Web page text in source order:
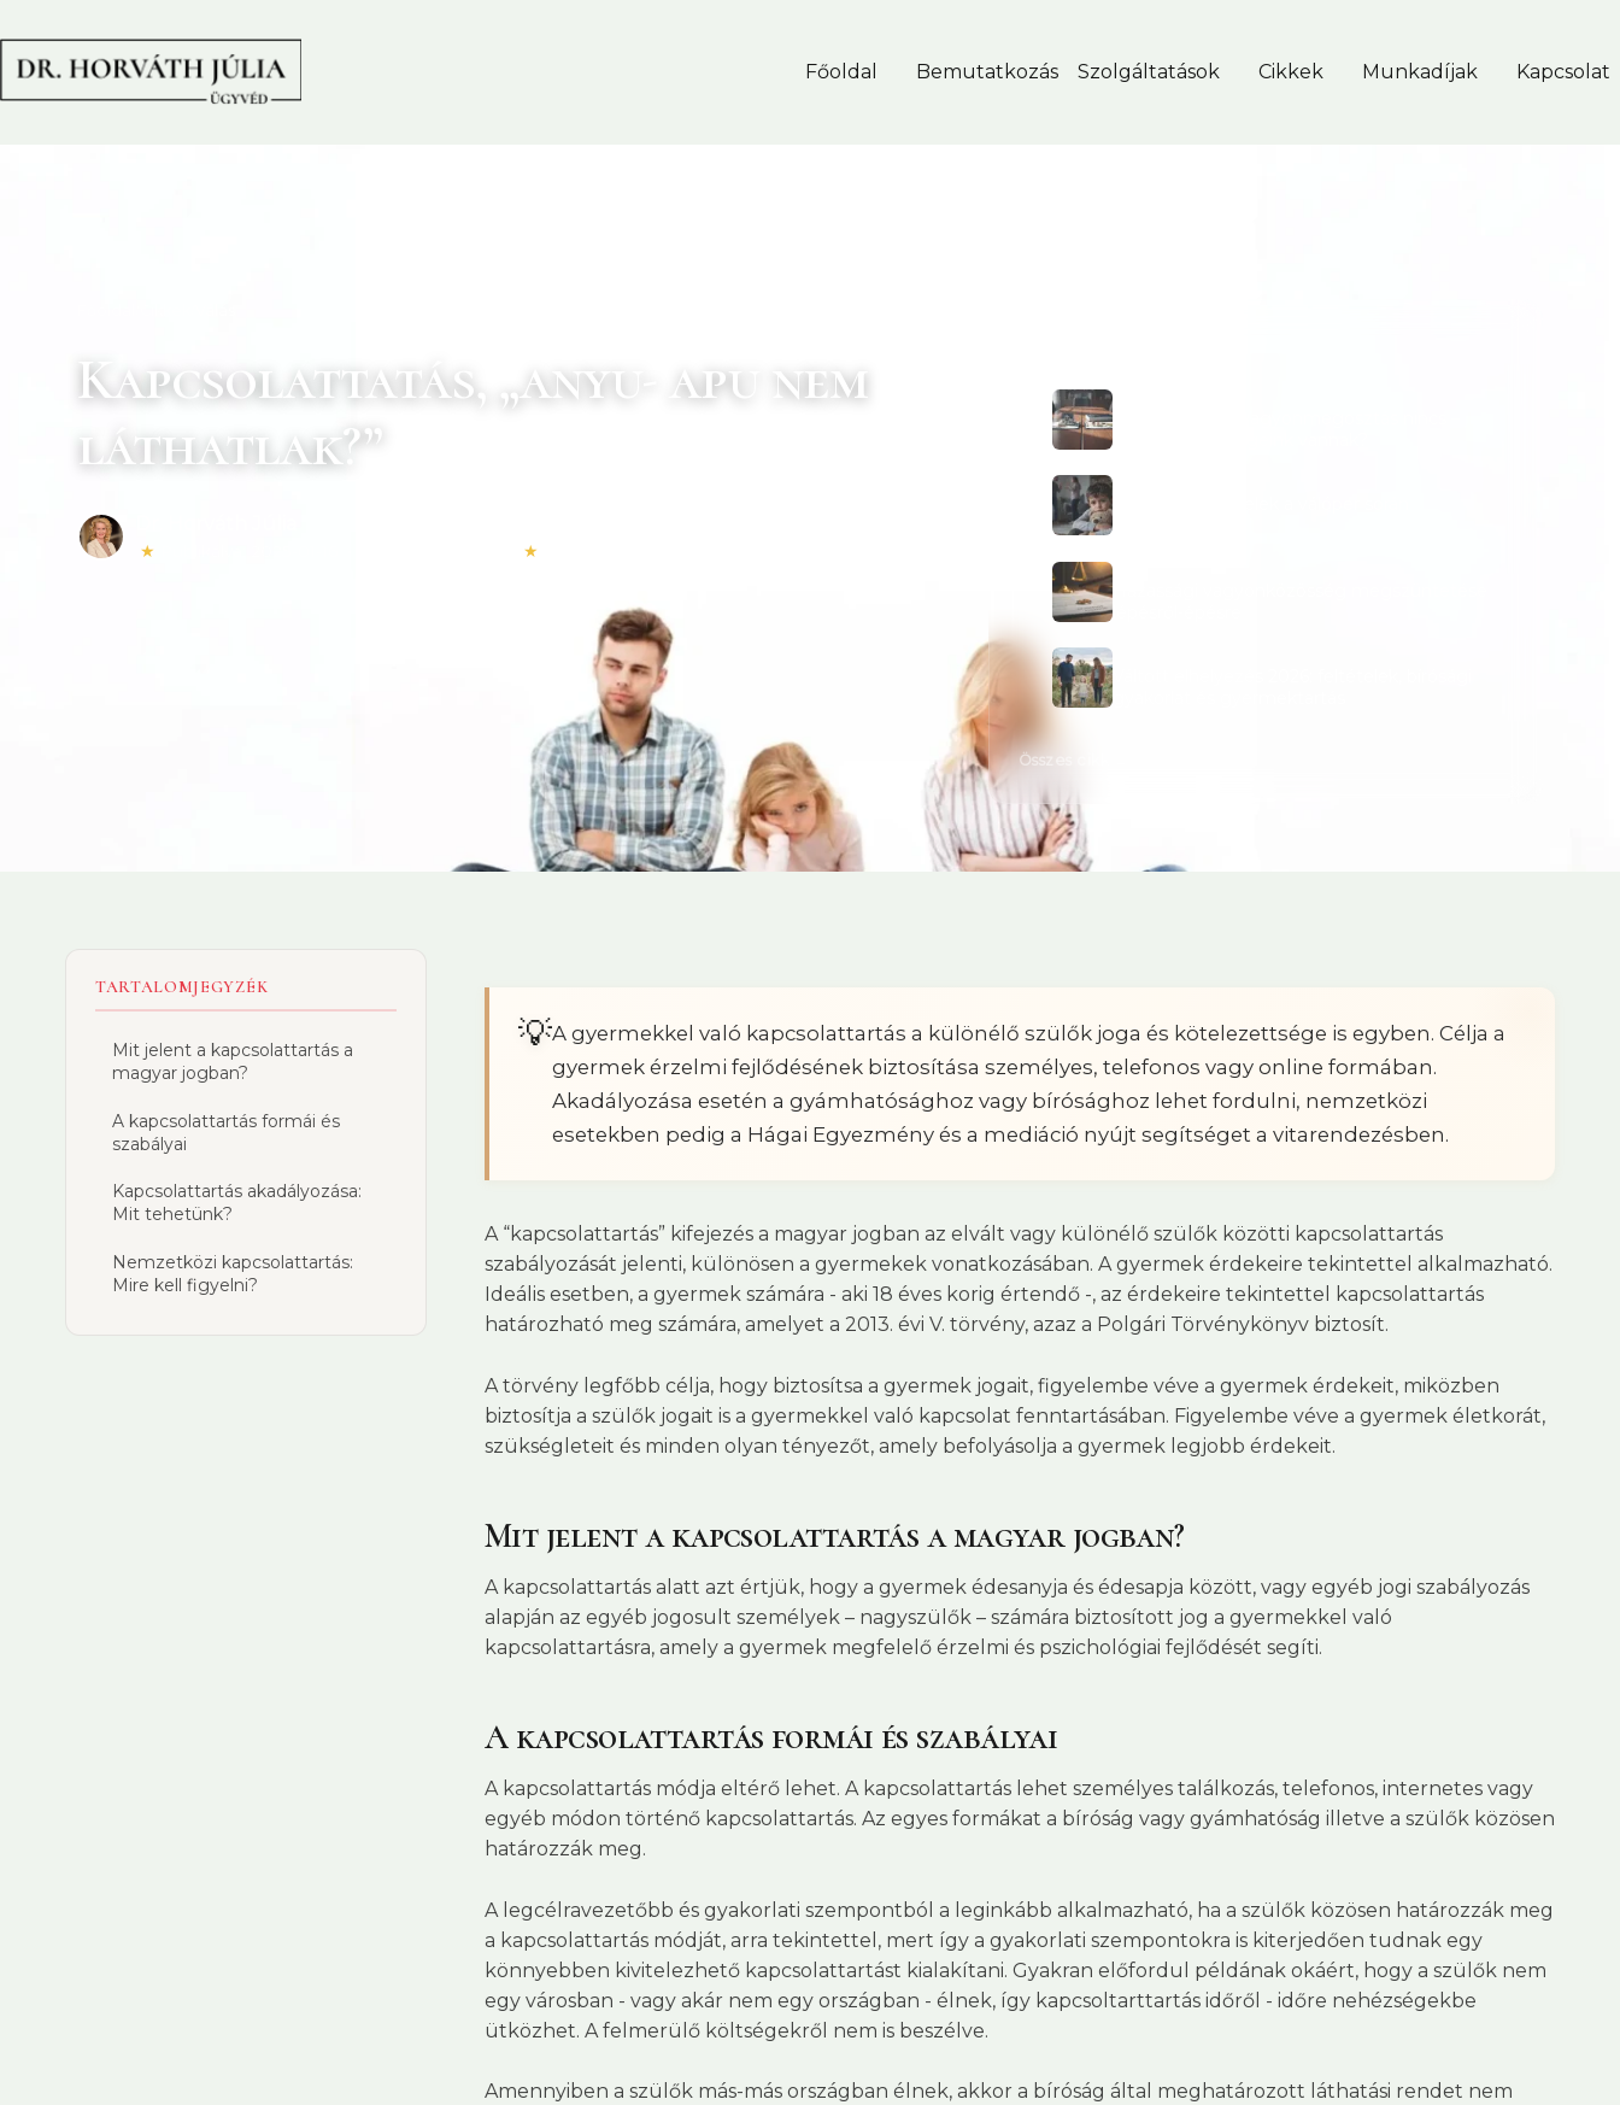
Főoldal Bemutatkozás Szolgáltatások Cikkek Munkadíjak Kapcsolat
Kapcsolattatás, „anyu- apu nem
láthatlak?”
★ ★
Összes cikk →
TARTALOMJEGYZÉK
Mit jelent a kapcsolattartás a
magyar jogban?
A kapcsolattartás formái és
szabályai
Kapcsolattartás akadályozása:
Mit tehetünk?
Nemzetközi kapcsolattartás:
Mire kell figyelni?
💡A gyermekkel való kapcsolattartás a különélő szülők joga és kötelezettsége is egyben. Célja a
gyermek érzelmi fejlődésének biztosítása személyes, telefonos vagy online formában.
Akadályozása esetén a gyámhatósághoz vagy bírósághoz lehet fordulni, nemzetközi
esetekben pedig a Hágai Egyezmény és a mediáció nyújt segítséget a vitarendezésben.
A “kapcsolattartás” kifejezés a magyar jogban az elvált vagy különélő szülők közötti kapcsolattartás
szabályozását jelenti, különösen a gyermekek vonatkozásában. A gyermek érdekeire tekintettel alkalmazható.
Ideális esetben, a gyermek számára - aki 18 éves korig értendő -, az érdekeire tekintettel kapcsolattartás
határozható meg számára, amelyet a 2013. évi V. törvény, azaz a Polgári Törvénykönyv biztosít.
A törvény legfőbb célja, hogy biztosítsa a gyermek jogait, figyelembe véve a gyermek érdekeit, miközben
biztosítja a szülők jogait is a gyermekkel való kapcsolat fenntartásában. Figyelembe véve a gyermek életkorát,
szükségleteit és minden olyan tényezőt, amely befolyásolja a gyermek legjobb érdekeit.
Mit jelent a kapcsolattartás a magyar jogban?
A kapcsolattartás alatt azt értjük, hogy a gyermek édesanyja és édesapja között, vagy egyéb jogi szabályozás
alapján az egyéb jogosult személyek – nagyszülők – számára biztosított jog a gyermekkel való
kapcsolattartásra, amely a gyermek megfelelő érzelmi és pszichológiai fejlődését segíti.
A kapcsolattartás formái és szabályai
A kapcsolattartás módja eltérő lehet. A kapcsolattartás lehet személyes találkozás, telefonos, internetes vagy
egyéb módon történő kapcsolattartás. Az egyes formákat a bíróság vagy gyámhatóság illetve a szülők közösen
határozzák meg.
A legcélravezetőbb és gyakorlati szempontból a leginkább alkalmazható, ha a szülők közösen határozzák meg
a kapcsolattartás módját, arra tekintettel, mert így a gyakorlati szempontokra is kiterjedően tudnak egy
könnyebben kivitelezhető kapcsolattartást kialakítani. Gyakran előfordul példának okáért, hogy a szülők nem
egy városban - vagy akár nem egy országban - élnek, így kapcsoltarttartás időről - időre nehézségekbe
ütközhet. A felmerülő költségekről nem is beszélve.
Amennyiben a szülők más-más országban élnek, akkor a bíróság által meghatározott láthatási rendet nem